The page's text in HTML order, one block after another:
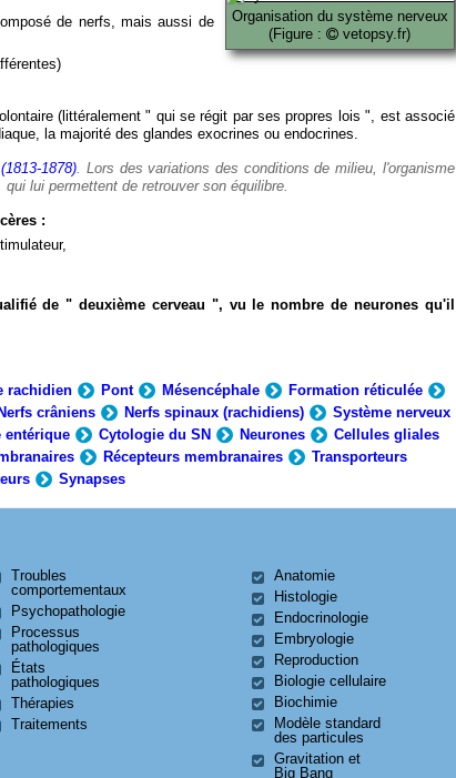
Organisation du système nerveux
(Figure :
vetopsy.fr)
de nerfs, mais aussi de
(littéralement " qui se régit par ses propres lois ", est associé
la majorité des glandes exocrines ou endocrines.
1878). Lors des variations des conditions de milieu, l'organisme
lui permettent de retrouver son équilibre.
:
de " deuxième cerveau ", vu le nombre de neurones qu'il
rachidien Pont Mésencéphale
Formation réticulée
Nerfs crâniens Nerfs spinaux (rachidiens)
Système nerveux
entérique Cytologie du SN Neurones
Cellules gliales
Récepteurs membranaires
Transporteurs
Synapses
Troubles
comportementaux
Psychopathologie
Processus
pathologiques
États
pathologiques
Thérapies
Traitements
Anatomie
Histologie
Endocrinologie
Embryologie
Reproduction
Biologie cellulaire
Biochimie
Modèle standard
des particules
Gravitation et
Big Bang